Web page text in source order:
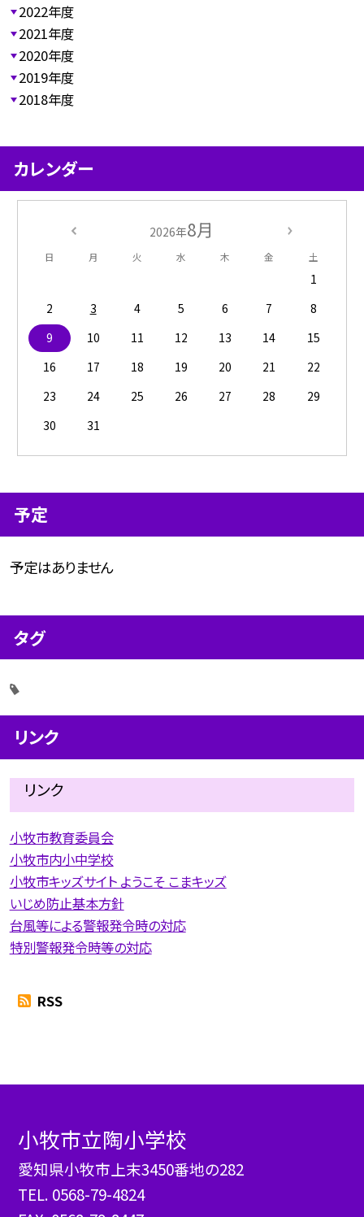
2022年度
2021年度
2020年度
2019年度
2018年度
カレンダー
2026年8月
日 月 火 水 木 金 土
1
2
3 4 5 6 7
8
9
10 11 12 13 14
15
16
17 18 19 20 21
22
23
24 25 26 27 28
29
30
31
予定
予定はありません
タグ
リンク
リンク
小牧市教育委員会
小牧市内小中学校
小牧市キッズサイト ようこそ こまキッズ
いじめ防止基本方針
台風等による警報発令時の対応
特別警報発令時等の対応
RSS
小牧市立陶小学校
愛知県小牧市上末3450番地の282
TEL. 0568-79-4824